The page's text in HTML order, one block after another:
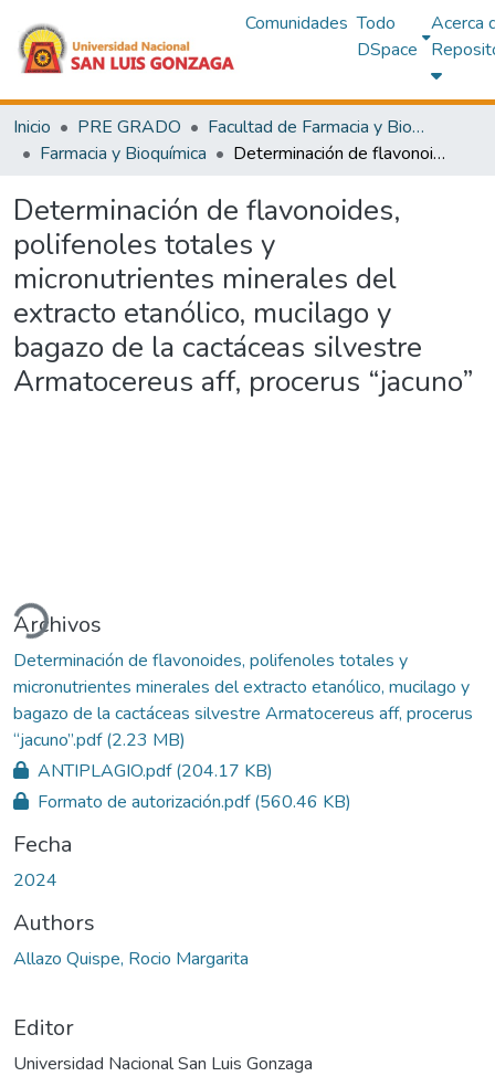
Comunidades Todo
DSpace
Acerca
Inicio PRE GRADO
Facultad de Farmacia y Bioquímica
Farmacia y Bioquímica
Determinación de flavonoides, polifenoles totales y micronutrientes minerales del extracto etanólico, mucilago y bagazo de la cactáceas silvestre Armatocereus aff, procerus “jacuno”
Determinación de flavonoides,
polifenoles totales y
micronutrientes minerales del
extracto etanólico, mucilago y
bagazo de la cactáceas silvestre
Armatocereus aff, procerus “jacuno”
Cargando...
Archivos
Determinación de flavonoides, polifenoles totales y
micronutrientes minerales del extracto etanólico, mucilago y
bagazo de la cactáceas silvestre Armatocereus aff, procerus
“jacuno”.pdf(2.23 MB)
ANTIPLAGIO.pdf(204.17 KB)
Formato de autorización.pdf(560.46 KB)
Fecha
2024
Authors
Allazo Quispe, Rocio Margarita
Editor
Universidad Nacional San Luis Gonzaga